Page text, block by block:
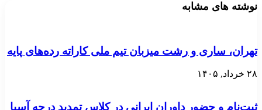
نوشته های مشابه
تهران، ساری و رشت میزبان تیم ملی کاراته رده‌های پایه
۲۸ خرداد, ۱۴۰۵
ثبت‌نام و حضور داوران ایرانی در کلاس تمدید درجه آسیا